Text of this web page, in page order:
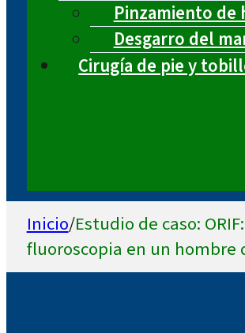
Pinzamiento de
Desgarro del
Cirugía de pie y
Inicio/Estudio de caso:
fluoroscopia en un hombre